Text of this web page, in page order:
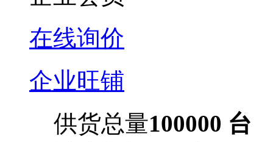
在线询价
企业旺铺
供货总量100000 台